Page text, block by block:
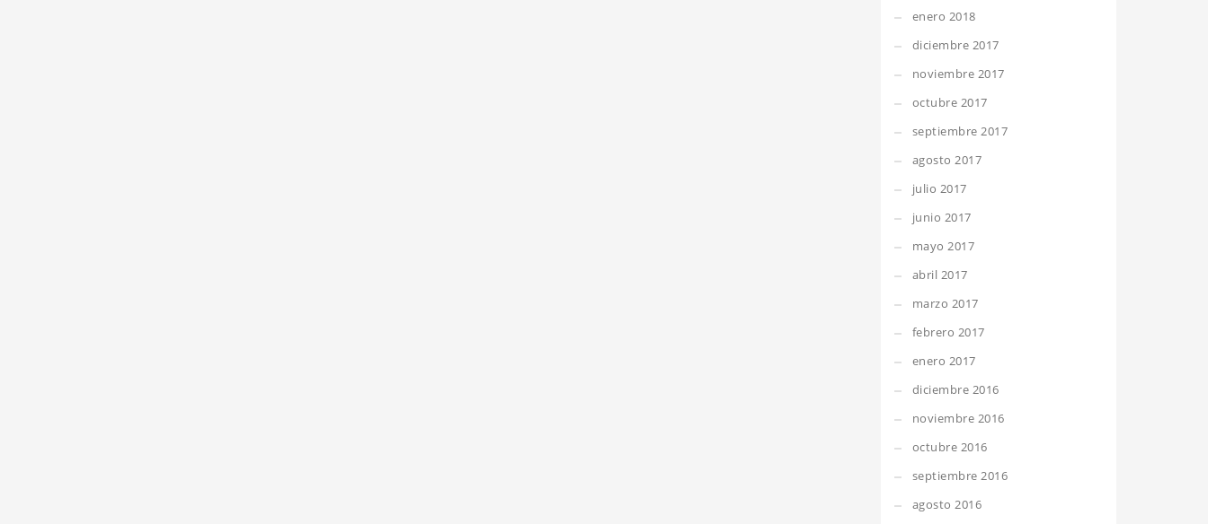
enero 2018
diciembre 2017
noviembre 2017
octubre 2017
septiembre 2017
agosto 2017
julio 2017
junio 2017
mayo 2017
abril 2017
marzo 2017
febrero 2017
enero 2017
diciembre 2016
noviembre 2016
octubre 2016
septiembre 2016
agosto 2016